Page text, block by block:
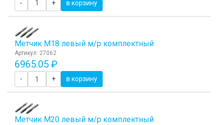
- + в корзину
Метчик М18 левый м/р комплектный
Артикул: 27062
6965.05 ₽
- + в корзину
Метчик М20 левый м/р комплектный